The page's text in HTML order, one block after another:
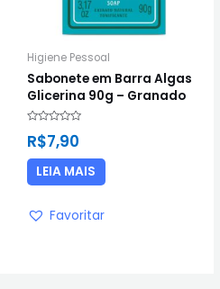
Higiene Pessoal
Sabonete em Barra Algas
Glicerina 90g – Granado
0
5
R$7,90
LEIA MAIS
Favoritar